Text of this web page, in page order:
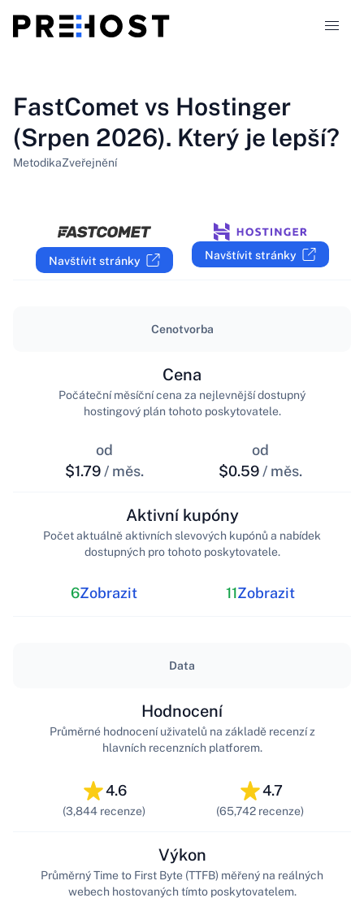
Srovnání
CS
FastComet vs Hostinger
(Srpen 2026). Který je lepší?
MetodikaZveřejnění
Navštívit stránky Navštívit stránky
Cenotvorba
od
$1.79 / měs.
Cena
Počáteční měsíční cena za nejlevnější dostupný
hostingový plán tohoto poskytovatele.
od
$0.59 / měs.
6Zobrazit
Aktivní kupóny
Počet aktuálně aktivních slevových kupónů a nabídek
dostupných pro tohoto poskytovatele.
11Zobrazit
Data
4.6
(3,844 recenze)
Hodnocení
Průměrné hodnocení uživatelů na základě recenzí z
hlavních recenzních platforem.
4.7
(65,742 recenze)
Výkon
Průměrný Time to First Byte (TTFB) měřený na reálných
webech hostovaných tímto poskytovatelem.